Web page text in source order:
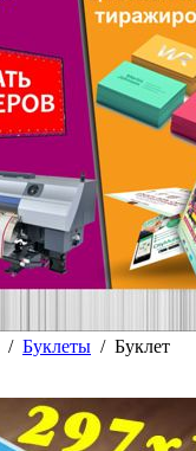
/ Буклеты / Буклет